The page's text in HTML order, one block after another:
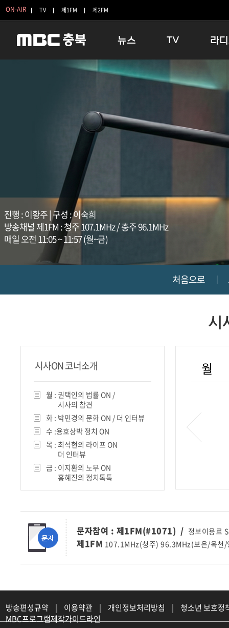
ON-AIR TV 제1FM 제2FM
뉴스
충청북도
충주
괴산
음성
증평
TV
프라임인터뷰
충북 시사토론 창
전국시대
종영프로그램
라
12:00 정
라디오
진행 : 이황주 | 구성 : 이숙희
방송채널 제1FM : 청주 107.1MHz / 충주 96.1MHz
매일 오전 11:05 ~ 11:57 (월~금)
처음으로
시
시사ON 코너소개
월 : 권택인의 법률 ON /
시사의 참견
화 : 박민경의 문화 ON / 더 인터뷰
수 :용호상박 정치 ON
목 : 최석현의 라이프 ON
더 인터뷰
금 : 이지환의 노무 ON
홍혜진의 정치톡톡
월
문자참여 : 제1FM(#1071) / 정보이용료
제1FM 107.1MHz(청주) 96.3MHz(보은/옥
방송편성규약 | 이용약관 | 개인정보처리방침 |
청소년 보호정
MBC프로그램제작가이드라인